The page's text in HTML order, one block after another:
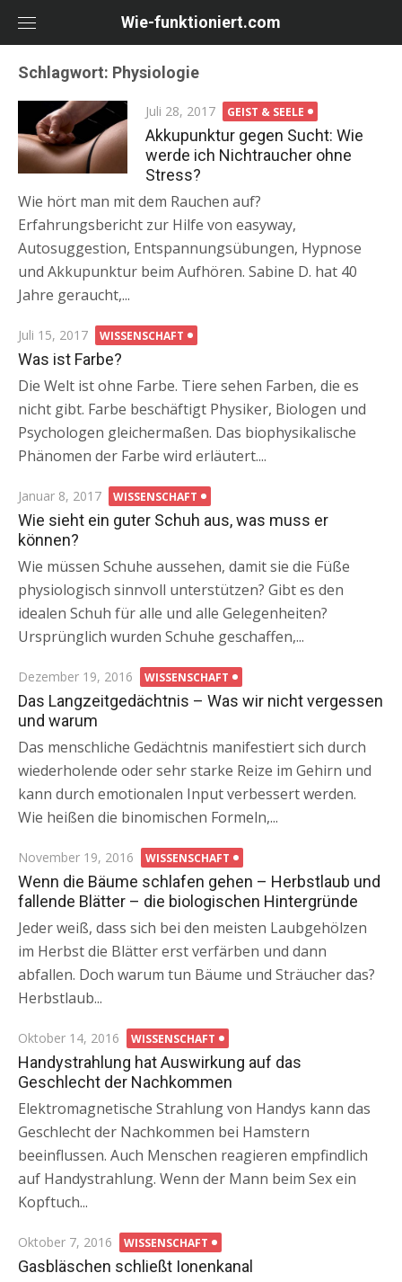
Wie-funktioniert.com
Schlagwort: Physiologie
Posted
on
Juli 28, 2017 GEIST & SEELE
Akkupunktur gegen Sucht: Wie
werde ich Nichtraucher ohne
Stress?
Wie hört man mit dem Rauchen auf?
Erfahrungsbericht zur Hilfe von easyway,
Autosuggestion, Entspannungsübungen, Hypnose
und Akkupunktur beim Aufhören. Sabine D. hat 40
Jahre geraucht,...
Posted
on
Juli 15, 2017 WISSENSCHAFT
Was ist Farbe?
Die Welt ist ohne Farbe. Tiere sehen Farben, die es
nicht gibt. Farbe beschäftigt Physiker, Biologen und
Psychologen gleichermaßen. Das biophysikalische
Phänomen der Farbe wird erläutert....
Posted
on
Januar 8, 2017 WISSENSCHAFT
Wie sieht ein guter Schuh aus, was muss er
können?
Wie müssen Schuhe aussehen, damit sie die Füße
physiologisch sinnvoll unterstützen? Gibt es den
idealen Schuh für alle und alle Gelegenheiten?
Ursprünglich wurden Schuhe geschaffen,...
Posted
on
Dezember 19, 2016 WISSENSCHAFT
Das Langzeitgedächtnis – Was wir nicht vergessen
und warum
Das menschliche Gedächtnis manifestiert sich durch
wiederholende oder sehr starke Reize im Gehirn und
kann durch emotionalen Input verbessert werden.
Wie heißen die binomischen Formeln,...
Posted
on
November 19, 2016 WISSENSCHAFT
Wenn die Bäume schlafen gehen – Herbstlaub und
fallende Blätter – die biologischen Hintergründe
Jeder weiß, dass sich bei den meisten Laubgehölzen
im Herbst die Blätter erst verfärben und dann
abfallen. Doch warum tun Bäume und Sträucher das?
Herbstlaub...
Posted
on
Oktober 14, 2016 WISSENSCHAFT
Handystrahlung hat Auswirkung auf das
Geschlecht der Nachkommen
Elektromagnetische Strahlung von Handys kann das
Geschlecht der Nachkommen bei Hamstern
beeinflussen. Auch Menschen reagieren empfindlich
auf Handystrahlung. Wenn der Mann beim Sex ein
Kopftuch...
Posted
on
Oktober 7, 2016 WISSENSCHAFT
Gasbläschen schließt Ionenkanal